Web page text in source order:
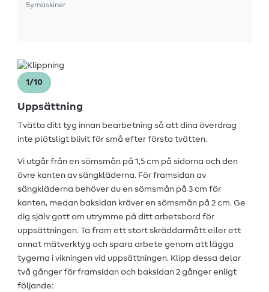
Symaskiner
1/10
Uppsättning
Tvätta ditt tyg innan bearbetning så att dina överdrag
inte plötsligt blivit för små efter första tvätten.
Vi utgår från en sömsmån på 1,5 cm på sidorna och den
övre kanten av sängkläderna. För framsidan av
sängkläderna behöver du en sömsmån på 3 cm för
kanten, medan baksidan kräver en sömsmån på 2 cm. Ge
dig själv gott om utrymme på ditt arbetsbord för
uppsättningen. Ta fram ett stort skräddarmått eller ett
annat mätverktyg och spara arbete genom att lägga
tygerna i vikningen vid uppsättningen. Klipp dessa delar
två gånger för framsidan och baksidan 2 gånger enligt
följande: